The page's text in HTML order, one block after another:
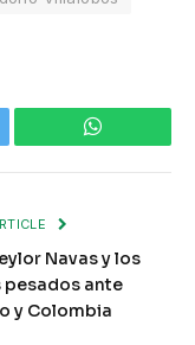
WhatsApp
Navas y los
pesados ante
y Colombia